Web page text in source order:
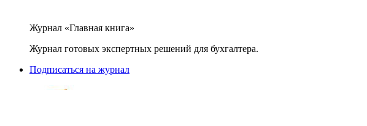
Журнал «Главная книга»
Журнал готовых экспертных решений для бухгалтера.
Подписаться на журнал